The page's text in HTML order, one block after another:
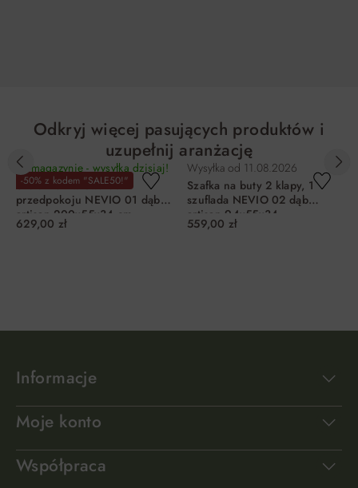
Odkryj więcej pasujących produktów i
uzupełnij aranżację
-50% z kodem "SALE50!"
W magazynie - wysyłka dzisiaj!
Szafa 1-drzwiowa do
przedpokoju NEVIO 01 dąb
artisan 200x55x34 cm
629,00 zł
Wysyłka od 11.08.2026
Szafka na buty 2 klapy, 1
szuflada NEVIO 02 dąb
artisan 94x55x34
559,00 zł
Informacje
Moje konto
Współpraca